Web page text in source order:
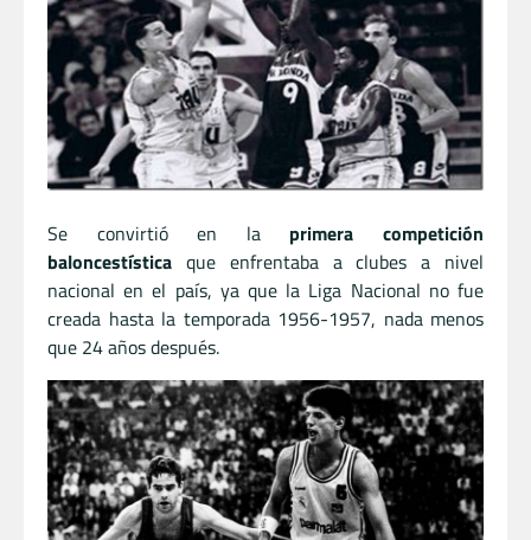
Se convirtió en la primera competición
baloncestística que enfrentaba a clubes a nivel
nacional en el país, ya que la Liga Nacional no fue
creada hasta la temporada 1956-1957, nada menos
que 24 años después.